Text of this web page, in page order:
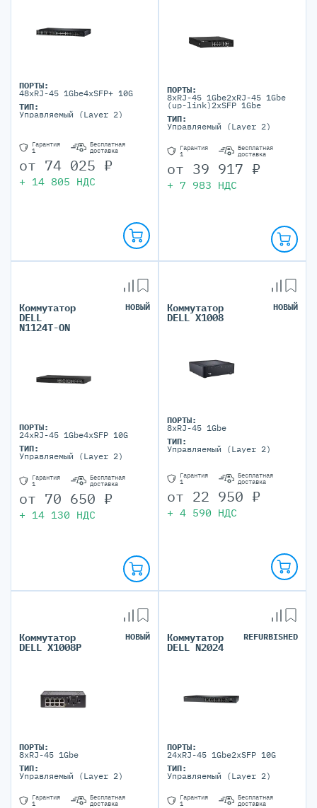
ПОРТЫ:
48xRJ-45 1Gbe4xSFP+ 10G
ТИП:
Управляемый (Layer 2)
Гарантия
1
Бесплатная
доставка
от 74 025 ₽
+ 14 805 НДС
ПОРТЫ:
8xRJ-45 1Gbe2xRJ-45 1Gbe
(up-link)2xSFP 1Gbe
ТИП:
Управляемый (Layer 2)
Гарантия
1
Бесплатная
доставка
от 39 917 ₽
+ 7 983 НДС
Коммутатор
DELL
N1124T-ON
НОВЫЙ
ПОРТЫ:
24xRJ-45 1Gbe4xSFP 10G
ТИП:
Управляемый (Layer 2)
Гарантия
1
Бесплатная
доставка
от 70 650 ₽
+ 14 130 НДС
Коммутатор
DELL X1008
НОВЫЙ
ПОРТЫ:
8xRJ-45 1Gbe
ТИП:
Управляемый (Layer 2)
Гарантия
1
Бесплатная
доставка
от 22 950 ₽
+ 4 590 НДС
Коммутатор
DELL X1008P
НОВЫЙ
ПОРТЫ:
8xRJ-45 1Gbe
ТИП:
Управляемый (Layer 2)
Гарантия
1
Бесплатная
доставка
Коммутатор
DELL N2024
REFURBISHED
ПОРТЫ:
24xRJ-45 1Gbe2xSFP 10G
ТИП:
Управляемый (Layer 2)
Гарантия
1
Бесплатная
доставка